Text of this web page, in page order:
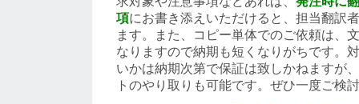
項にお書き添えいただけると、担当翻訳
ます。また、コピー単体でのご依頼は、
なりますので納期も短くなりがちです。
いかは納期次第で保証は致しかねますが
トのやり取りも可能です。ぜひ一度ご検